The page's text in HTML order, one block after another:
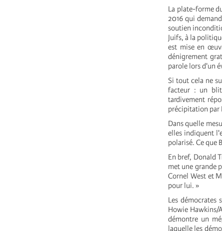
La plate-forme
2016 qui
soutien
Juifs, à la
est mise en
dénigrement
parole lors d'un
Si tout cela ne
facteur : un
tardivement
précipitation par
Dans quelle
elles indiquent
polarisé. Ce que
En bref, Donald
met une grande
Cornel West et
pour lui. »
Les démocrates
Howie Hawkins/
démontre un
laquelle les